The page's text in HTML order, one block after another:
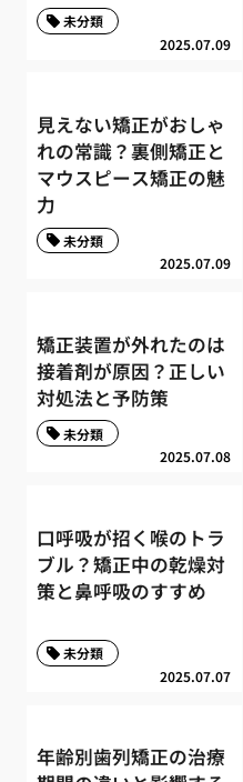
2025.07.09
未分類
見えない矯正がおしゃ
れの常識？裏側矯正と
マウスピース矯正の魅
力
2025.07.09
未分類
矯正装置が外れたのは
接着剤が原因？正しい
対処法と予防策
2025.07.08
未分類
口呼吸が招く喉のトラ
ブル？矯正中の乾燥対
策と鼻呼吸のすすめ
2025.07.07
未分類
年齢別歯列矯正の治療